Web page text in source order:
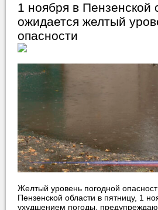
1 ноября в Пензенской
ожидается желтый
опасности
Желтый уровень погодной
Пензенской области в пятницу, 1
ухудшением погоды,